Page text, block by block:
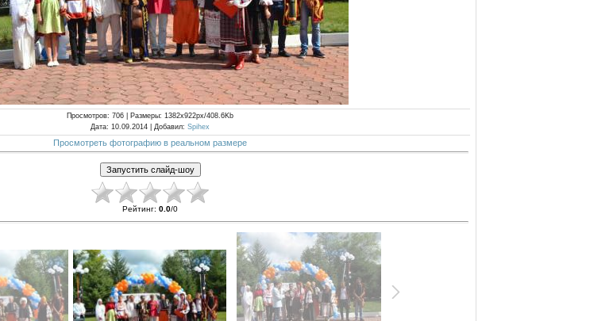
Просмотров: 706 | Размеры: 1382x922px/408.6Kb
Дата: 10.09.2014 | Добавил: Spihex
Просмотреть фотографию в реальном размере
Рейтинг: 0.0/0